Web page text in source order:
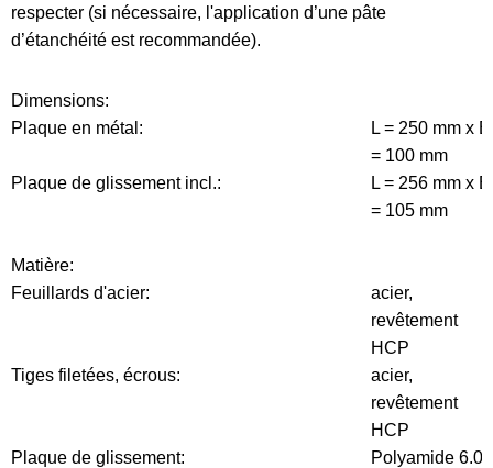
respecter (si nécessaire, l'application d’une pâte
d’étanchéité est recommandée).
Dimensions:
Plaque en métal:
L = 250 mm x B
= 100 mm
Plaque de glissement incl.:
L = 256 mm x B
= 105 mm
Matière:
Feuillards d'acier:
acier,
revêtement
HCP
Tiges filetées, écrous:
acier,
revêtement
HCP
Plaque de glissement:
Polyamide 6.0,